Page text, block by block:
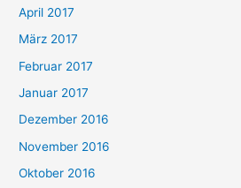
April 2017
März 2017
Februar 2017
Januar 2017
Dezember 2016
November 2016
Oktober 2016